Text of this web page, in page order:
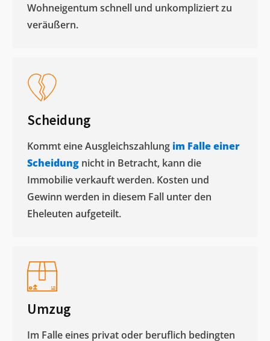
Wohneigentum schnell und unkompliziert zu
veräußern. ​
Scheidung
Kommt eine Ausgleichszahlung im Falle einer
Scheidung nicht in Betracht, kann die
Immobilie verkauft werden. Kosten und
Gewinn werden in diesem Fall unter den
Eheleuten aufgeteilt.​
Umzug
Im Falle eines privat oder beruflich bedingten